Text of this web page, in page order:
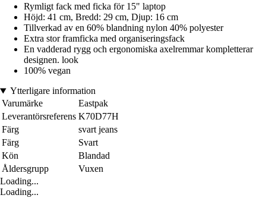
Rymligt fack med ficka för 15" laptop
Höjd: 41 cm, Bredd: 29 cm, Djup: 16 cm
Tillverkad av en 60% blandning nylon 40% polyester
Extra stor framficka med organiseringsfack
En vadderad rygg och ergonomiska axelremmar kompletterar
designen. look
100% vegan
Ytterligare information
Varumärke
Eastpak
Leverantörsreferens K70D77H
Färg
svart jeans
Färg
Svart
Kön
Blandad
Åldersgrupp
Vuxen
Loading...
Loading...